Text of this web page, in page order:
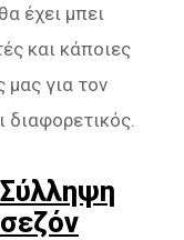
έχει μπει
και κάποιες
μας για τον
διαφορετικός.